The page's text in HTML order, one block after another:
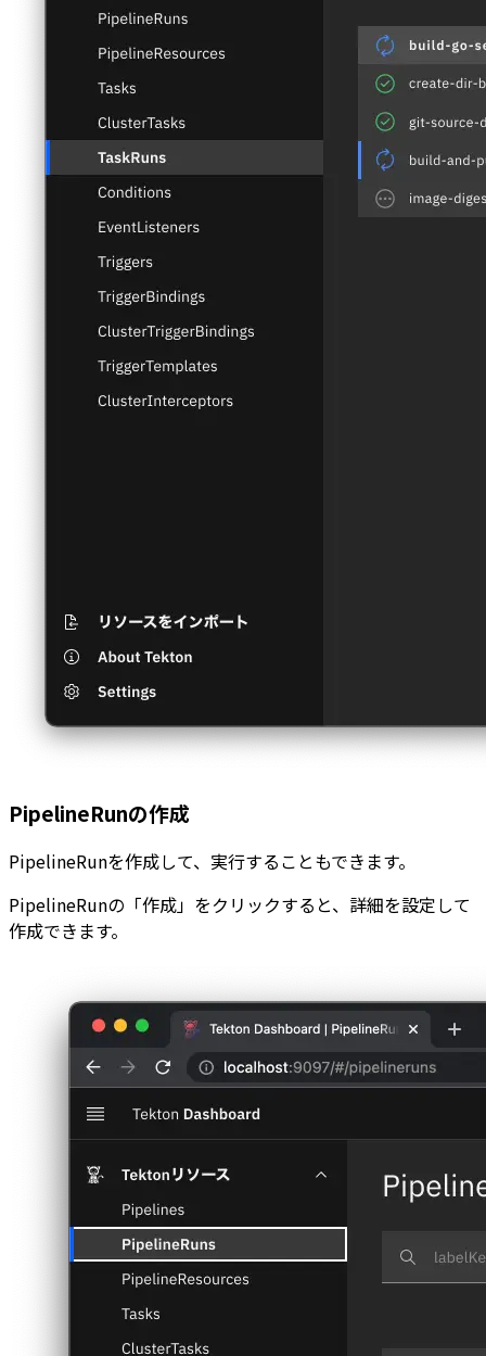
PipelineRunの作成
PipelineRunを作成して、実行することもできます。
PipelineRunの「作成」をクリックすると、詳細を設定して
作成できます。